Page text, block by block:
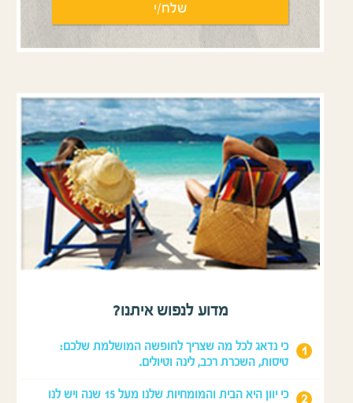
מדוע לנפוש איתנו?
כי נדאג לכל מה שצריך לחופשה המושלמת שלכם:
טיסות, השכרת רכב, לינה וטיולים.
כי יוון היא הבית והמומחיות שלנו מעל 15 שנה ויש לנו